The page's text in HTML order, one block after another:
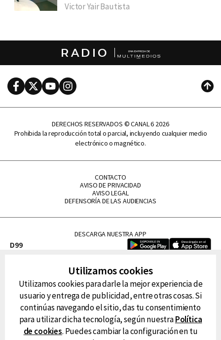
Victor Yair Bautista
RADIO
FacebookTwitterYoutubeInstagram
DERECHOS RESERVADOS © CANAL 6 2026
Prohibida la reproducción total o parcial, incluyendo cualquier medio
electrónico o magnético.
CONTACTO
AVISO DE PRIVACIDAD
AVISO LEGAL
DEFENSORÍA DE LAS AUDIENCIAS
DESCARGA NUESTRA APP
D99
FM Tu
RG Deportiva
Classic FM
Utilizamos cookies
Utilizamos cookies para darle la mejor experiencia de
usuario y entrega de publicidad, entre otras cosas. Si
continúas navegando el sitio, das tu consentimiento
para utilizar dicha tecnología, según nuestraPolítica
de cookies. Puedes cambiar la configuración en tu